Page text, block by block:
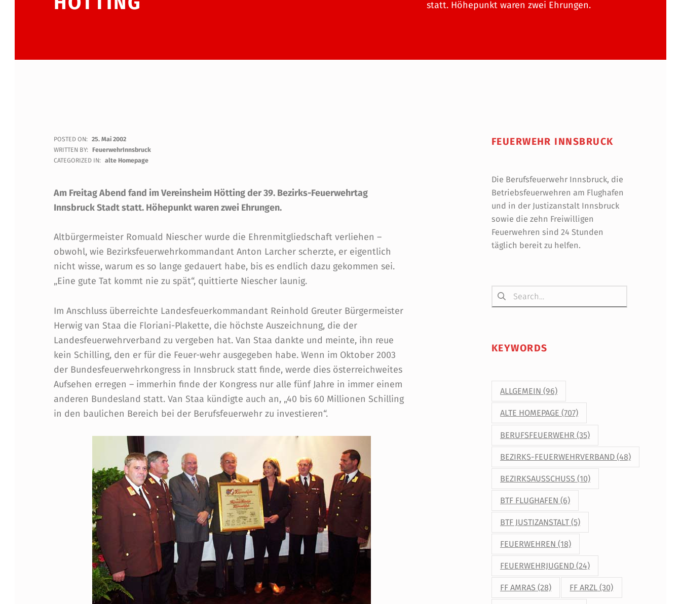
statt. Höhepunkt waren zwei Ehrungen.
3
9
.
B
E
Z
I
R
K
S
-
F
E
POSTED ON: 25. Mai 2002
WRITTEN BY: FeuerwehrInnsbruck
CATEGORIZED IN: alte Homepage
Am Freitag Abend fand im Vereinsheim Hötting der 39. Bezirks-Feuerwehrtag
Innsbruck Stadt statt. Höhepunkt waren zwei Ehrungen.
Altbürgermeister Romuald Niescher wurde die Ehrenmitgliedschaft verliehen –
obwohl, wie Bezirksfeuerwehrkommandant Anton Larcher scherzte, er eigentlich
nicht wisse, warum es so lange gedauert habe, bis es endlich dazu gekommen sei.
„Eine gute Tat kommt nie zu spät“, quittierte Niescher launig.
Im Anschluss überreichte Landesfeuerkommandant Reinhold Greuter Bürgermeister
Herwig van Staa die Floriani-Plakette, die höchste Auszeichnung, die der
Landesfeuerwehrverband zu vergeben hat. Van Staa dankte und meinte, ihn reue
kein Schilling, den er für die Feuer-wehr ausgegeben habe. Wenn im Oktober 2003
der Bundesfeuerwehrkongress in Innsbruck statt finde, werde dies österreichweites
Aufsehen erregen – immerhin finde der Kongress nur alle fünf Jahre in immer einem
anderen Bundesland statt. Van Staa kündigte auch an, „40 bis 60 Millionen Schilling
in den baulichen Bereich bei der Berufsfeuerwehr zu investieren“.
FEUERWEHR INNSBRUCK
Die Berufsfeuerwehr Innsbruck, die
Betriebsfeuerwehren am Flughafen
und in der Justizanstalt Innsbruck
sowie die zehn Freiwilligen
Feuerwehren sind 24 Stunden
täglich bereit zu helfen.
Suchen nach:
KEYWORDS
ALLGEMEIN (96)
ALTE HOMEPAGE (707)
BERUFSFEUERWEHR (35)
BEZIRKS-FEUERWEHRVERBAND (48)
BEZIRKSAUSSCHUSS (10)
BTF FLUGHAFEN (6)
BTF JUSTIZANSTALT (5)
FEUERWEHREN (18)
FEUERWEHRJUGEND (24)
FF AMRAS (28) FF ARZL (30)